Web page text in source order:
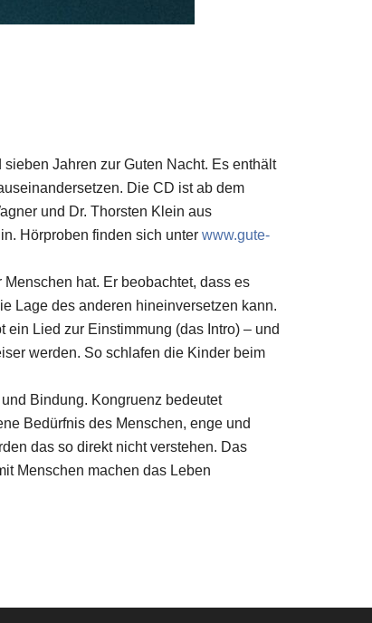
Jahren zur Guten Nacht. Es enthält
Die CD ist ab dem
und Dr. Thorsten Klein aus
Hörproben finden sich unter www.gute-
hat. Er beobachtet, dass es
Lage des anderen hineinversetzen kann.
Lied zur Einstimmung (das Intro) – und
werden. So schlafen die Kinder beim
Bindung. Kongruenz bedeutet
Bedürfnis des Menschen, enge und
das so direkt nicht verstehen. Das
Menschen machen das Leben